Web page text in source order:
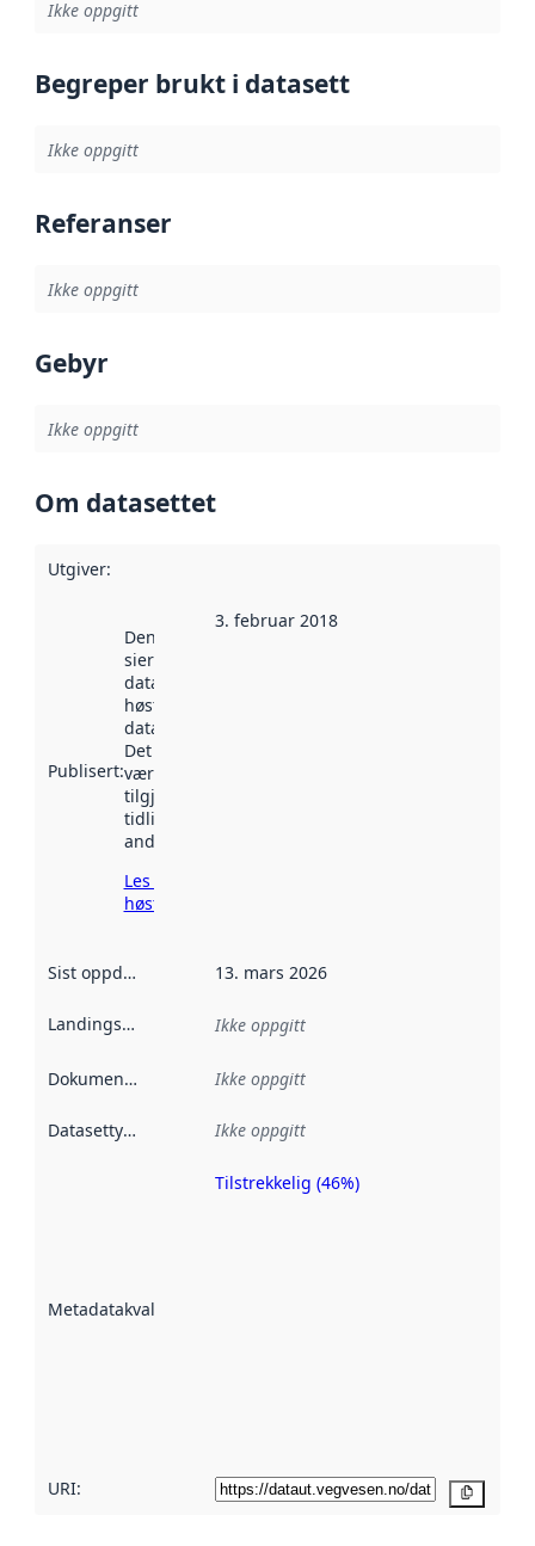
Ikke oppgitt
Begreper brukt i datasett
Ikke oppgitt
Referanser
Ikke oppgitt
Gebyr
Ikke oppgitt
Om datasettet
Utgiver:
Publisert:
Denne datoen
sier når
datasettet ble
høstet av
data.norge.no.
Det kan ha
vært
tilgjengelig
tidligere
andre steder.
Les mer om
høsting her
3. februar 2018
Sist oppdatert 13. mars 2026
Landingsside Ikke oppgitt
Dokumentasjon Ikke oppgitt
Datasettype Ikke oppgitt
Metadatakvalitet
Metadatakvalitet
Tilstrekkelig (46%)
URI: